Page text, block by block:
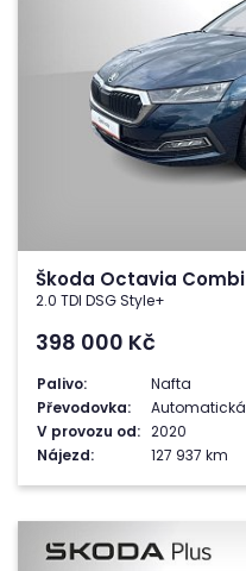
Škoda Octavia Combi
2.0 TDI DSG Style+
398 000 Kč
Palivo:
Nafta
Převodovka:
Automatická
V provozu od: 2020
Nájezd:
127 937 km